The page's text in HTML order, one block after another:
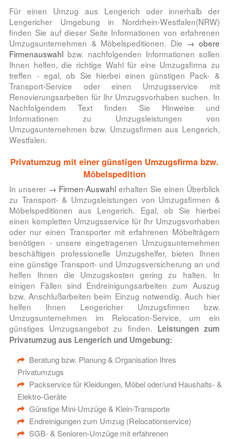
Für einen Umzug aus Lengerich oder innerhalb der
Lengericher Umgebung in Nordrhein-Westfalen(NRW)
finden Sie auf dieser Seite Informationen von erfahrenen
Umzugsunternehmen & Möbelspeditionen. Die → obere
Firmenauswahl bzw. nachfolgenden Informationen sollen
Ihnen helfen, die richtige Wahl für eine Umzugsfirma zu
treffen - egal, ob Sie hierbei einen günstigen Pack- &
Transport-Service oder einen Umzugsservice mit
Renovierungsarbeiten für Ihr Umzugsvorhaben suchen. In
Nachfolgendem Text finden Sie Hinweise und
Informationen zu Umzugsleistungen von
Umzugsunternehmen bzw. Umzugsfirmen aus Lengerich,
Westfalen.
Privatumzug mit einer günstigen Umzugsfirma bzw.
Möbelspedition
In unserer → Firmen-Auswahl erhalten Sie einen Überblick
zu Transport- & Umzugsleistungen von Umzugsfirmen &
Möbelspeditionen aus Lengerich. Egal, ob Sie hierbei
einen kompletten Umzugsservice für Ihr Umzugsvorhaben
oder nur einen Transporter mit erfahrenen Möbelträgern
benötigen - unsere eingetragenen Umzugsunternehmen
beschäftigen professionelle Umzugshelfer, bieten Ihnen
eine günstige Transport- und Umzugsversicherung an und
helfen Ihnen die Umzugskosten gering zu halten. In
einigen Fällen sind Endreinigungsarbeiten zum Auszug
bzw. Anschlußarbeiten beim Einzug notwendig. Auch hier
helfen Ihnen Lengericher Umzugsfirmen bzw.
Umzugsunternehmen im Relocation-Service, um ein
günstiges Umzugsangebot zu finden. Leistungen zum
Privatumzug aus Lengerich und Umgebung:
Beratung bzw. Planung & Organisation Ihres
Privatumzugs
Packservice für Kleidungen, Möbel oder/und Haushalts- &
Elektro-Geräte
Günstige Mini-Umzüge & Klein-Transporte
Endreinigungen zum Umzug (Relocationservice)
SGB- & Senioren-Umzüge mit erfahrenen